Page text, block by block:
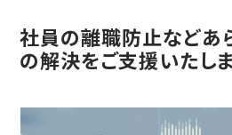
社員の離職防止などあ
の解決をご支援いたし